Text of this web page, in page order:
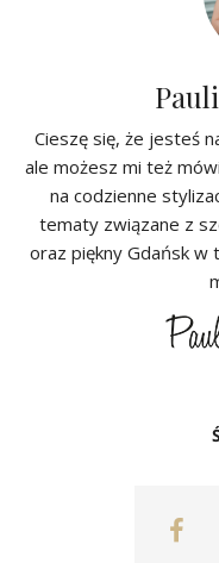
Cieszę się, że jesteś
ale możesz mi też
na codzienne
tematy związane z
oraz piękny Gdańsk w